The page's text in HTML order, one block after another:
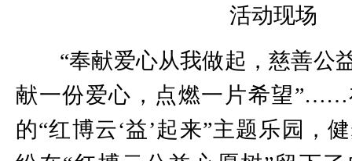
活动现场
“奉献爱心从我做起，慈善公
献一份爱心，点燃一片希望”……
的“红博云‘益’起来”主题乐园，